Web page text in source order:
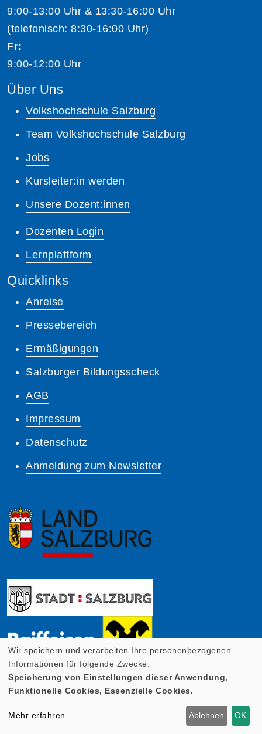
9:00-13:00 Uhr & 13:30-16:00 Uhr
(telefonisch: 8:30-16:00 Uhr)
Fr:
9:00-12:00 Uhr
Über Uns
Volkshochschule Salzburg
Team Volkshochschule Salzburg
Jobs
Kursleiter:in werden
Unsere Dozent:innen
Dozenten Login
Lernplattform
Quicklinks
Anreise
Pressebereich
Ermäßigungen
Salzburger Bildungsscheck
AGB
Impressum
Datenschutz
Anmeldung zum Newsletter
Wir speichern und verarbeiten Ihre personenbezogenen
Informationen für folgende Zwecke:
Speicherung von Einstellungen dieser Anwendung,
Funktionelle Cookies, Essenzielle Cookies.
Mehr erfahren Ablehnen OK